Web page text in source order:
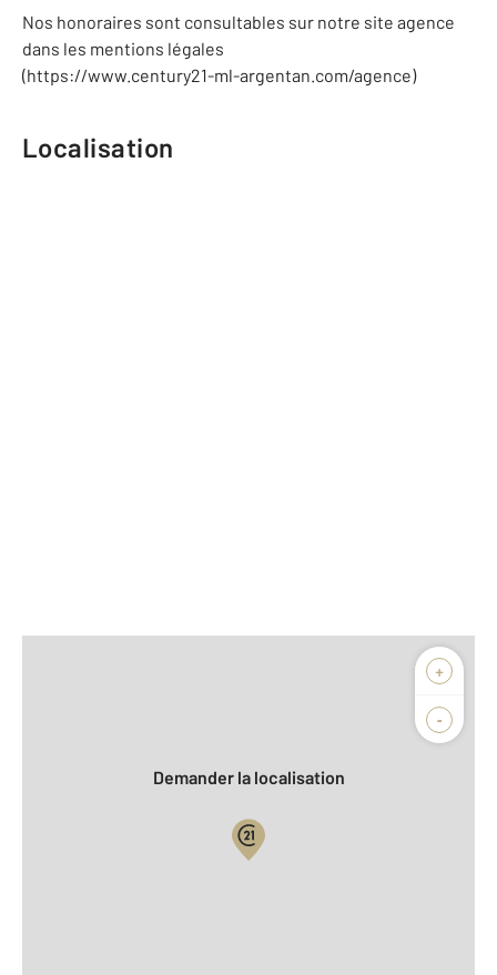
Nos honoraires sont consultables sur notre site agence
dans les mentions légales
(https://www.century21-ml-argentan.com/agence)
Localisation
+
-
Biens vendus
Demander la localisation